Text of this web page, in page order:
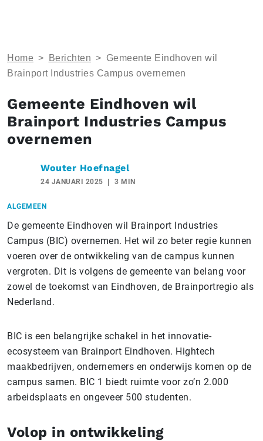
Home > Berichten > Gemeente Eindhoven wil
Brainport Industries Campus overnemen
Gemeente Eindhoven wil
Brainport Industries Campus
overnemen
Wouter Hoefnagel
24 JANUARI 2025 3 MIN
ALGEMEEN
De gemeente Eindhoven wil Brainport Industries
Campus (BIC) overnemen. Het wil zo beter regie kunnen
voeren over de ontwikkeling van de campus kunnen
vergroten. Dit is volgens de gemeente van belang voor
zowel de toekomst van Eindhoven, de Brainportregio als
Nederland.
BIC is een belangrijke schakel in het innovatie-
ecosysteem van Brainport Eindhoven. Hightech
maakbedrijven, ondernemers en onderwijs komen op de
campus samen. BIC 1 biedt ruimte voor zo’n 2.000
arbeidsplaats en ongeveer 500 studenten.
Volop in ontwikkeling